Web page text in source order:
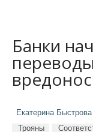
Банки
Екатерина Быстрова
Трояны